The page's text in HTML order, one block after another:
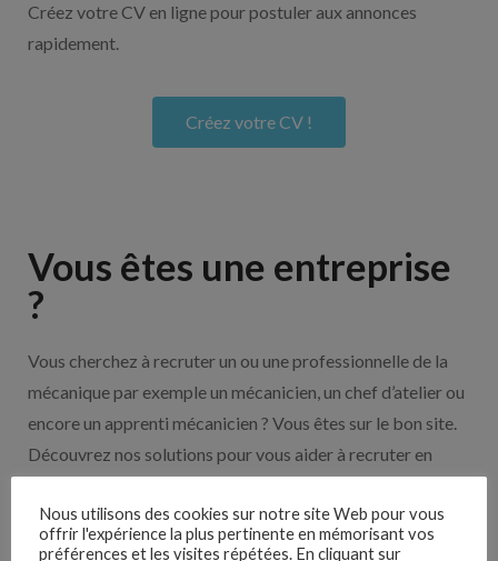
Créez votre CV en ligne pour postuler aux annonces
rapidement.
Créez votre CV !
Vous êtes une entreprise
?
Vous cherchez à recruter un ou une professionnelle de la
mécanique par exemple un mécanicien, un chef d’atelier ou
encore un apprenti mécanicien ? Vous êtes sur le bon site.
Découvrez nos solutions pour vous aider à recruter en
Nous utilisons des cookies sur notre site Web pour vous
offrir l'expérience la plus pertinente en mémorisant vos
préférences et les visites répétées. En cliquant sur